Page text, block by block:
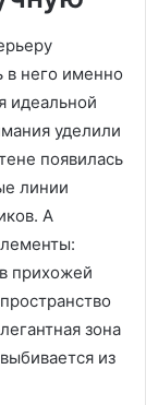
в него именно
идеальной
уделили
появилась
линии
А
прихожей
зона
из